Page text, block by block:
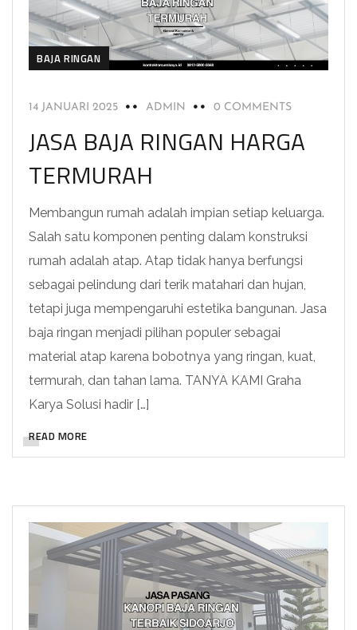
BAJA RINGAN
14 JANUARI 2025 ADMIN 0 COMMENTS
JASA BAJA RINGAN HARGA
TERMURAH
Membangun rumah adalah impian setiap keluarga.
Salah satu komponen penting dalam konstruksi
rumah adalah atap. Atap tidak hanya berfungsi
sebagai pelindung dari terik matahari dan hujan,
tetapi juga mempengaruhi estetika bangunan. Jasa
baja ringan menjadi pilihan populer sebagai
material atap karena bobotnya yang ringan, kuat,
termurah, dan tahan lama. TANYA KAMI Graha
Karya Solusi hadir […]
READ MORE